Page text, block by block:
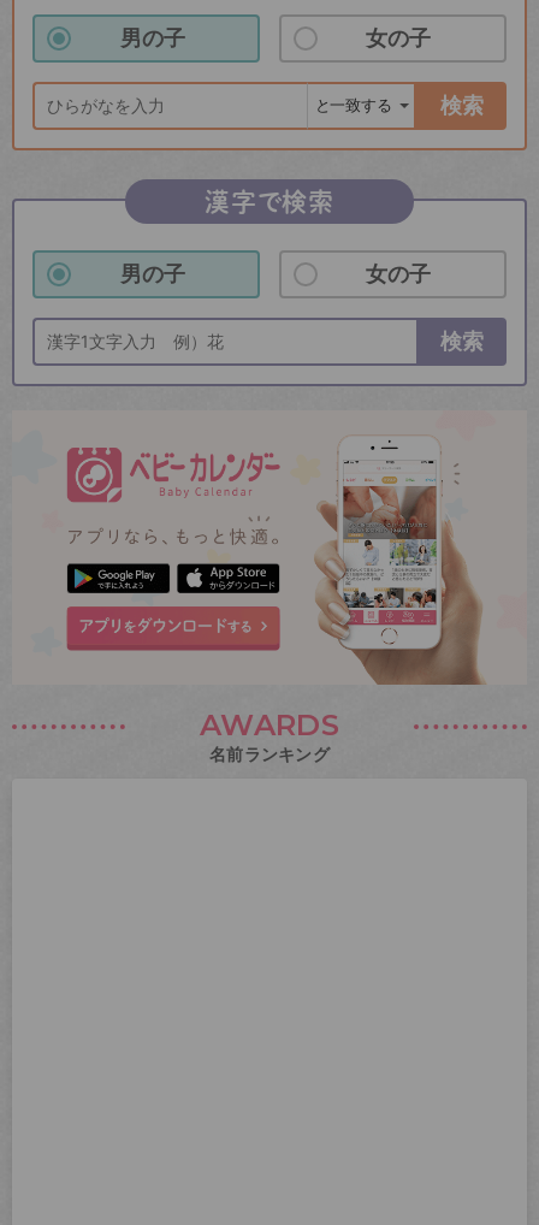
男の子 女の子
検索
漢字で検索
男の子 女の子
検索
AWARDS
名前ランキング